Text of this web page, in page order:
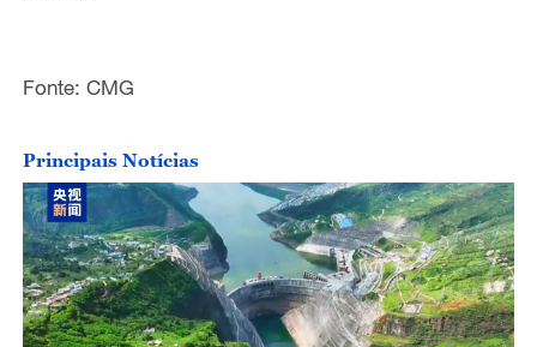
Fonte: CMG
Principais Notícias